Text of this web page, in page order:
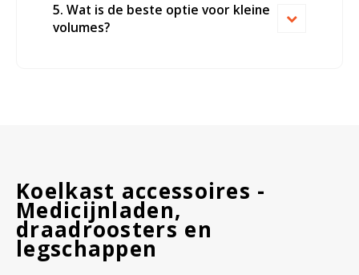
5. Wat is de beste optie voor kleine
volumes?
Koelkast accessoires -
Medicijnladen,
draadroosters en
legschappen